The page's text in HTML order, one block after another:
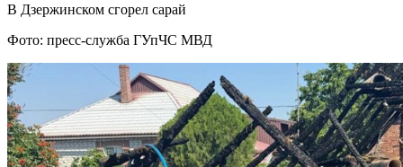
В Дзержинском сгорел сарай
Фото: пресс-служба ГУпЧС МВД